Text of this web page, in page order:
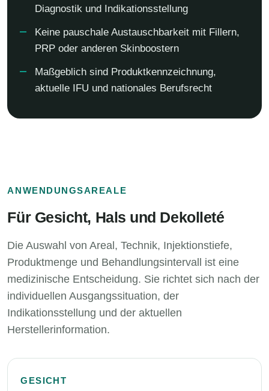
Diagnostik und Indikationsstellung
Keine pauschale Austauschbarkeit mit Fillern,
PRP oder anderen Skinboostern
Maßgeblich sind Produktkennzeichnung,
aktuelle IFU und nationales Berufsrecht
ANWENDUNGSAREALE
Für Gesicht, Hals und Dekolleté
Die Auswahl von Areal, Technik, Injektionstiefe,
Produktmenge und Behandlungsintervall ist eine
medizinische Entscheidung. Sie richtet sich nach der
individuellen Ausgangssituation, der
Indikationsstellung und der aktuellen
Herstellerinformation.
GESICHT